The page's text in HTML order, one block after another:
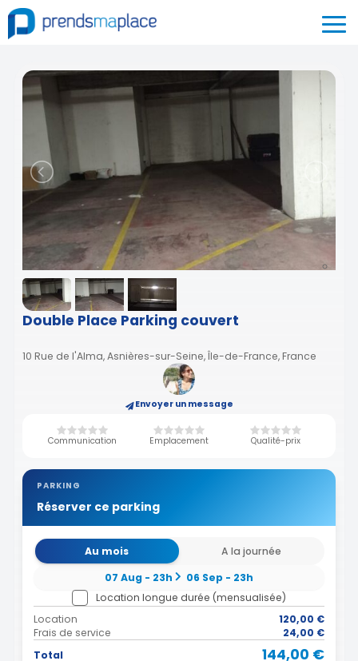
Double Place Parking couvert
10 Rue de l'Alma, Asnières-sur-Seine, Île-de-France, France
Envoyer un message
Communication Emplacement Qualité-prix
PARKING
Réserver ce parking
Au mois
A la journée
07 Aug - 23h
06 Sep - 23h
Location longue durée (mensualisée)
Location
120,00 €
Frais de service
24,00 €
Total
144,00 €